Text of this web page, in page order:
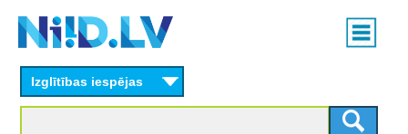
content
Main
menu
Izglītības iespējas